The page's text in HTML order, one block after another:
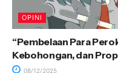
OPINI
“Pembelaan Para
Kebohongan, dan
08/12/2025